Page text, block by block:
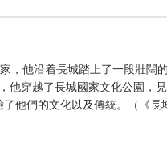
，他沿着長城踏上了一段壯闊
他穿越了長城國家文化公園，
他們的文化以及傳統。（《長